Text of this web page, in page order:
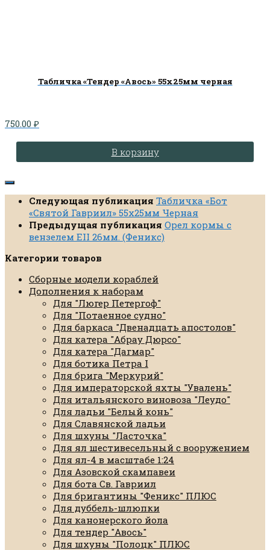
Табличка «Тендер «Авось» 55х25мм черная
750.00 ₽
В корзину
Следующая публикация Табличка «Бот
«Святой Гавриил» 55х25мм Черная
Предыдущая публикация Орел кормы с
вензелем EII 26мм. (Феникс)
Категории товаров
Сборные модели кораблей
Дополнения к наборам
Для "Люгер Петергоф"
Для "Потаенное судно"
Для баркаса "Двенадцать апостолов"
Для катера "Абрау Дюрсо"
Для катера "Дагмар"
Для ботика Петра I
Для брига "Меркурий"
Для императорской яхты "Увалень"
Для итальянского виновоза "Леудо"
Для ладьи "Белый конь"
Для Славянской ладьи
Для шхуны "Ласточка"
Для ял шестивесельный с вооружением
Для ял-4 в масштабе 1:24
Для Азовской скампавеи
Для бота Св. Гавриил
Для бригантины "Феникс" ПЛЮС
Для дуббель-шлюпки
Для канонерского йола
Для тендер "Авось"
Для шхуны "Полоцк" ПЛЮС